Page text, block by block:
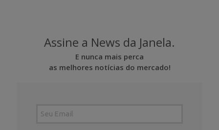
Assine a News da Janela.
E nunca mais perca
as melhores notícias do mercado!